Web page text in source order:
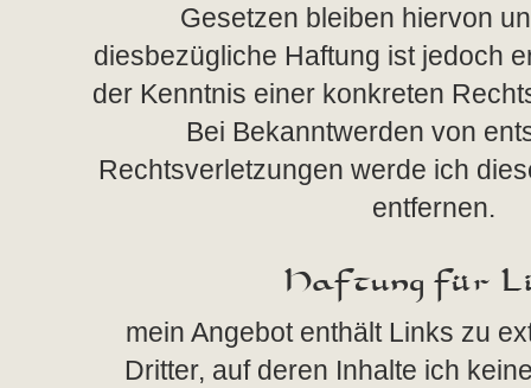
Gesetzen bleiben hiervon
diesbezügliche Haftung ist jedoch
der Kenntnis einer konkreten
Bei Bekanntwerden von
Rechtsverletzungen werde ich
entfernen.
Haftung für
mein Angebot enthält Links zu
Dritter, auf deren Inhalte ich